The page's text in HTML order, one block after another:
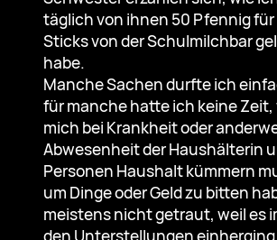
täglich von ihnen 50 Pfennig
Sticks von der Schulmilchbar
habe.
Manche Sachen durfte ich
für manche hatte ich keine Zeit,
mich bei Krankheit oder
Abwesenheit der Haushälterin
Personen Haushalt kümmern
um Dinge oder Geld zu bitten
meistens nicht getraut, weil es
den Unterstellungen